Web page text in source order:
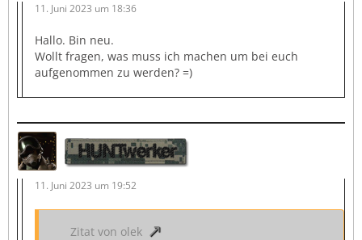
11. Juni 2023 um 18:36
Hallo. Bin neu.
Wollt fragen, was muss ich machen um bei euch
aufgenommen zu werden? =)
HUNTwerker
11. Juni 2023 um 19:52
Zitat von olek